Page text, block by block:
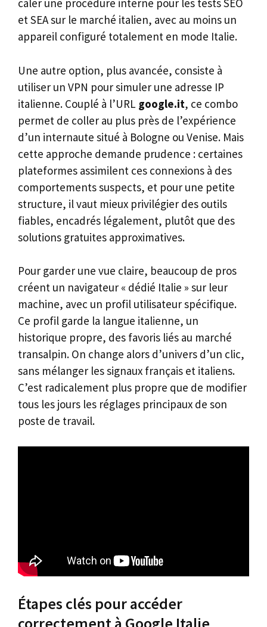
caler une procédure interne pour les tests SEO
et SEA sur le marché italien, avec au moins un
appareil configuré totalement en mode Italie.
Une autre option, plus avancée, consiste à
utiliser un VPN pour simuler une adresse IP
italienne. Couplé à l’URL google.it, ce combo
permet de coller au plus près de l’expérience
d’un internaute situé à Bologne ou Venise. Mais
cette approche demande prudence : certaines
plateformes assimilent ces connexions à des
comportements suspects, et pour une petite
structure, il vaut mieux privilégier des outils
fiables, encadrés légalement, plutôt que des
solutions gratuites approximatives.
Pour garder une vue claire, beaucoup de pros
créent un navigateur « dédié Italie » sur leur
machine, avec un profil utilisateur spécifique.
Ce profil garde la langue italienne, un
historique propre, des favoris liés au marché
transalpin. On change alors d’univers d’un clic,
sans mélanger les signaux français et italiens.
C’est radicalement plus propre que de modifier
tous les jours les réglages principaux de son
poste de travail.
Étapes clés pour accéder
correctement à Google Italie